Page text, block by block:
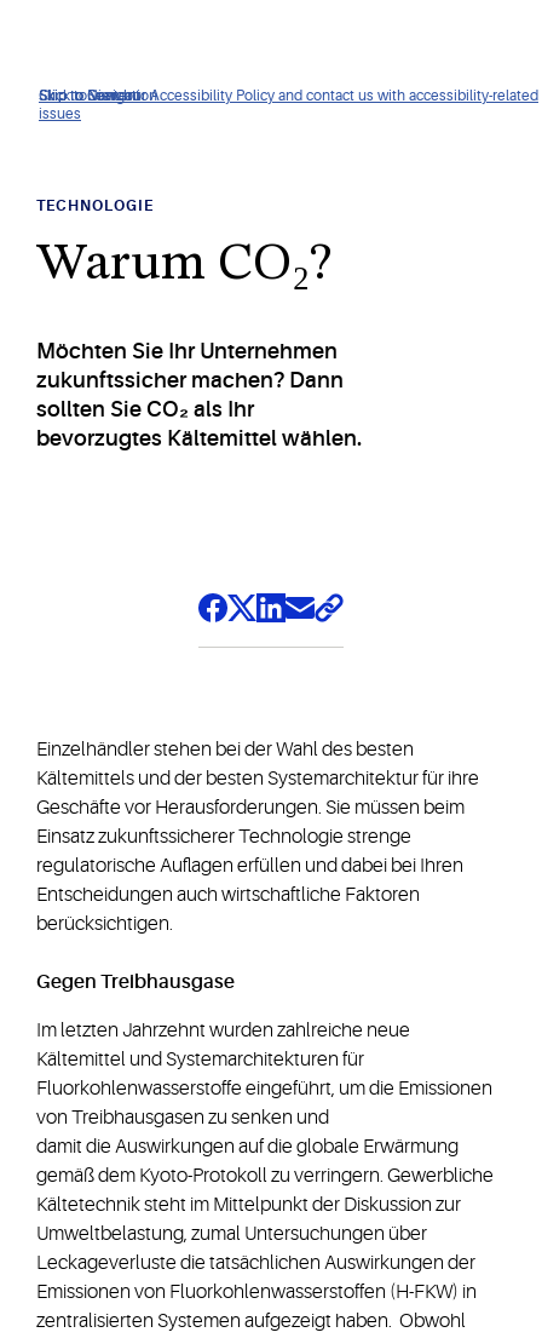
Click to view our Accessibility Policy and contact us with accessibility-related
issues
Skip to Navigation
Skip to Content
Skip to Search
TECHNOLOGIE
Warum CO₂?
Möchten Sie Ihr Unternehmen
zukunftssicher machen? Dann
sollten Sie CO₂ als Ihr
bevorzugtes Kältemittel wählen.
Einzelhändler stehen bei der Wahl des besten
Kältemittels und der besten Systemarchitektur für ihre
Geschäfte vor Herausforderungen. Sie müssen beim
Einsatz zukunftssicherer Technologie strenge
regulatorische Auflagen erfüllen und dabei bei Ihren
Entscheidungen auch wirtschaftliche Faktoren
berücksichtigen.
Gegen Treibhausgase
Im letzten Jahrzehnt wurden zahlreiche neue
Kältemittel und Systemarchitekturen für
Fluorkohlenwasserstoffe eingeführt, um die Emissionen
von Treibhausgasen zu senken und
damit die Auswirkungen auf die globale Erwärmung
gemäß dem Kyoto-Protokoll zu verringern. Gewerbliche
Kältetechnik steht im Mittelpunkt der Diskussion zur
Umweltbelastung, zumal Untersuchungen über
Leckageverluste die tatsächlichen Auswirkungen der
Emissionen von Fluorkohlenwasserstoffen (H-FKW) in
zentralisierten Systemen aufgezeigt haben. Obwohl